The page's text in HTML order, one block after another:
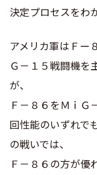
決定プロセスをわ
アメリカ軍はＦー
Ｇ－１５戦闘機を
が、
Ｆ－８６をＭｉＧ
回性能のいずれで
の戦いでは、
Ｆ－８６の方が優